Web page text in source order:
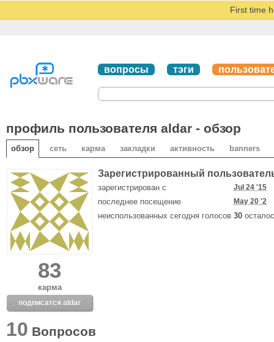
First time
вопросы тэги
профиль пользователя aldar - обзор
обзор сеть карма закладки активность banners
83
карма
подписатся aldar
Зарегистрированный
зарегистрирован с Jul 24 '15
последнее посещение May 20 '2
неиспользованных сегодня голосов 30
10 Вопросов